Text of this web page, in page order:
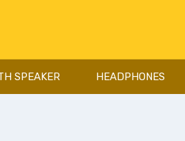
SPEAKER HEADPHONES